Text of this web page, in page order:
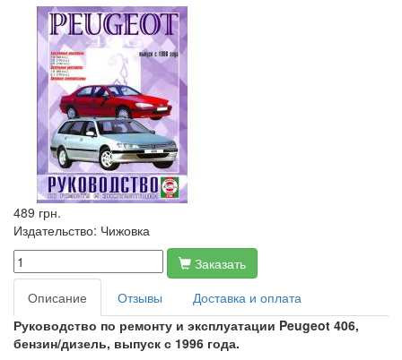
489 грн.
Издательство: Чижовка
Заказать
Описание
Отзывы
Доставка и оплата
Руководство по ремонту и эксплуатации Peugeot 406,
бензин/дизель, выпуск с 1996 года.